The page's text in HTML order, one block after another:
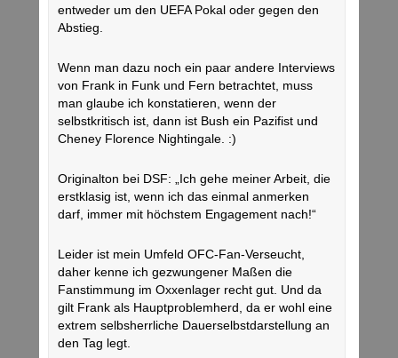
entweder um den UEFA Pokal oder gegen den
Abstieg.
Wenn man dazu noch ein paar andere Interviews
von Frank in Funk und Fern betrachtet, muss
man glaube ich konstatieren, wenn der
selbstkritisch ist, dann ist Bush ein Pazifist und
Cheney Florence Nightingale. :)
Originalton bei DSF: „Ich gehe meiner Arbeit, die
erstklasig ist, wenn ich das einmal anmerken
darf, immer mit höchstem Engagement nach!“
Leider ist mein Umfeld OFC-Fan-Verseucht,
daher kenne ich gezwungener Maßen die
Fanstimmung im Oxxenlager recht gut. Und da
gilt Frank als Hauptproblemherd, da er wohl eine
extrem selbsherrliche Dauerselbstdarstellung an
den Tag legt.